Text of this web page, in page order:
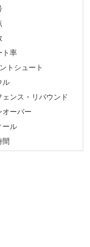
ト率
トシュート
ル
ェンス・リバウンド
オーバー
ール
間